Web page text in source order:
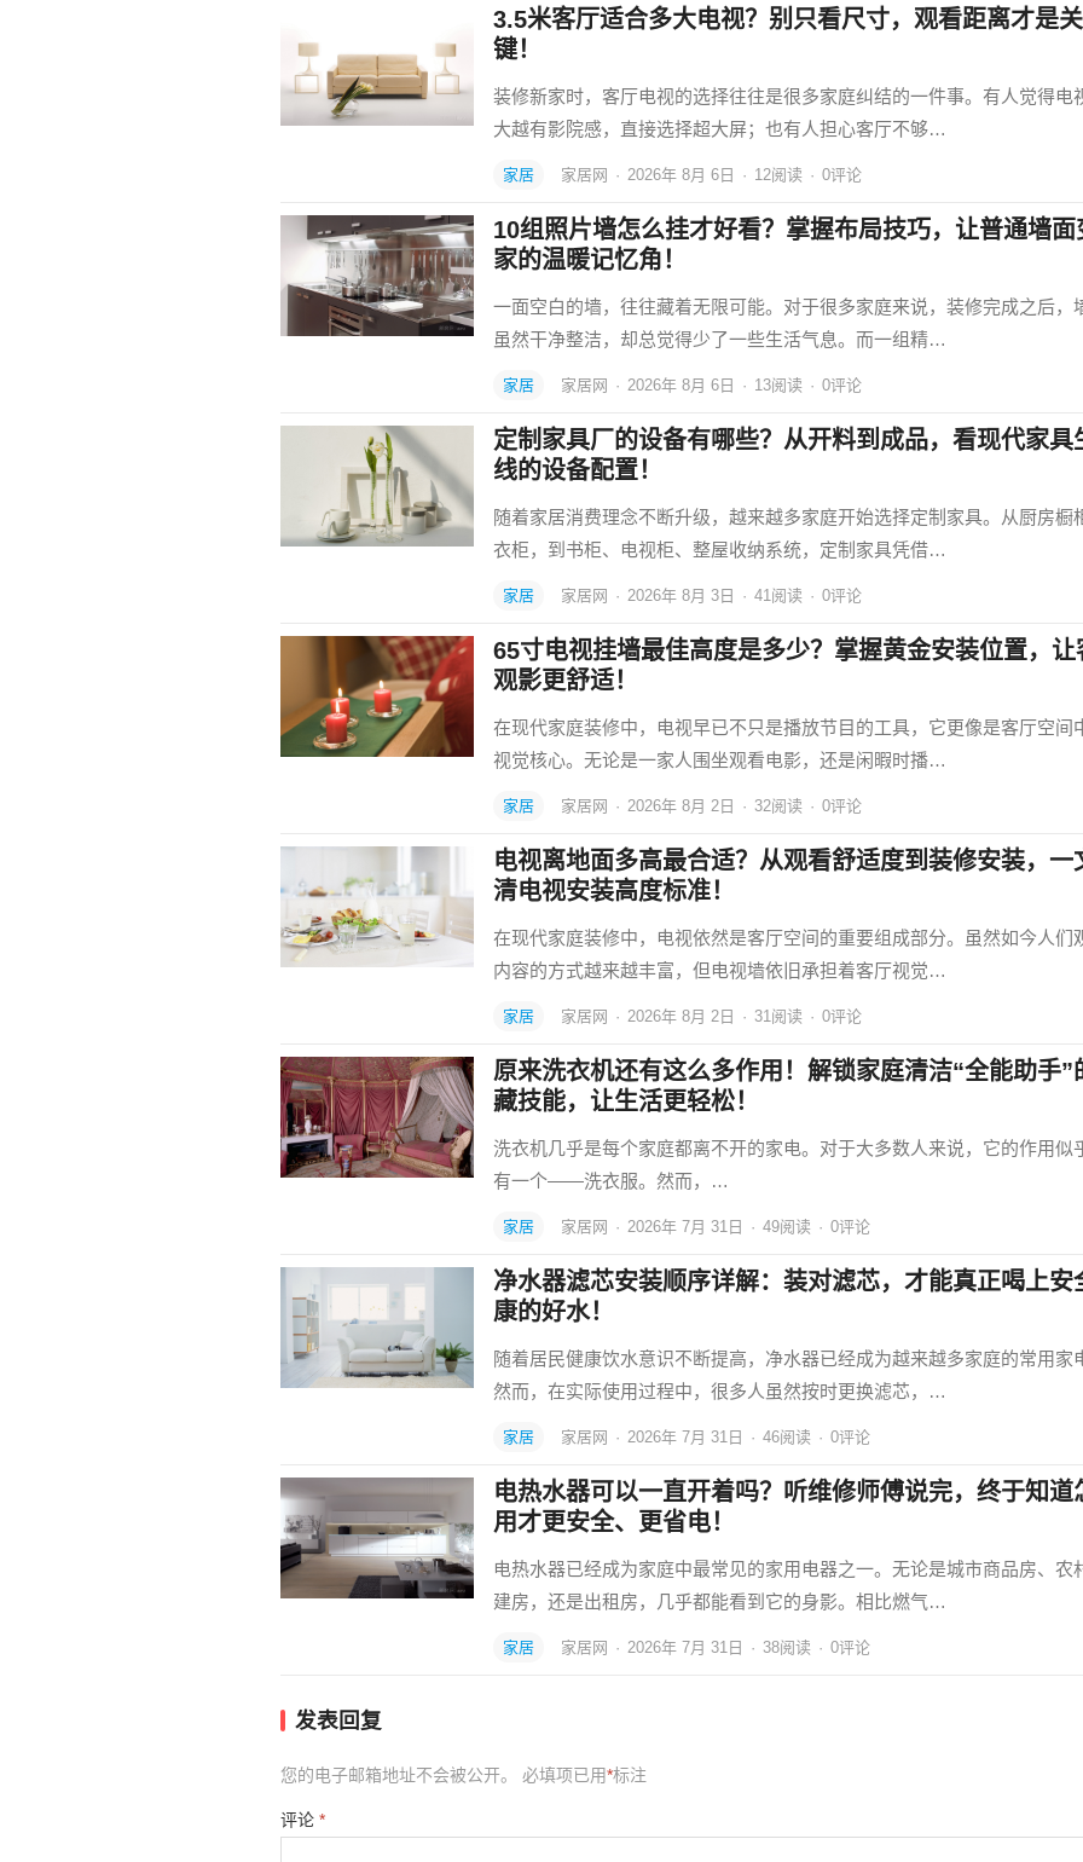
3.5米客厅适合多大电视？别只看尺寸，观看距离才是关
键！
装修新家时，客厅电视的选择往往是很多家庭纠结的一件事。有人觉得电
大越有影院感，直接选择超大屏；也有人担心客厅不够…
家居 家居网 · 2026年 8月 6日 · 12阅读 · 0评论
10组照片墙怎么挂才好看？掌握布局技巧，让普通墙面
家的温暖记忆角！
一面空白的墙，往往藏着无限可能。对于很多家庭来说，装修完成之后，
虽然干净整洁，却总觉得少了一些生活气息。而一组精…
家居 家居网 · 2026年 8月 6日 · 13阅读 · 0评论
定制家具厂的设备有哪些？从开料到成品，看现代家具
线的设备配置！
随着家居消费理念不断升级，越来越多家庭开始选择定制家具。从厨房橱
衣柜，到书柜、电视柜、整屋收纳系统，定制家具凭借…
家居 家居网 · 2026年 8月 3日 · 41阅读 · 0评论
65寸电视挂墙最佳高度是多少？掌握黄金安装位置，让
观影更舒适！
在现代家庭装修中，电视早已不只是播放节目的工具，它更像是客厅空间
视觉核心。无论是一家人围坐观看电影，还是闲暇时播…
家居 家居网 · 2026年 8月 2日 · 32阅读 · 0评论
电视离地面多高最合适？从观看舒适度到装修安装，一
清电视安装高度标准！
在现代家庭装修中，电视依然是客厅空间的重要组成部分。虽然如今人们
内容的方式越来越丰富，但电视墙依旧承担着客厅视觉…
家居 家居网 · 2026年 8月 2日 · 31阅读 · 0评论
原来洗衣机还有这么多作用！解锁家庭清洁“全能助手”
藏技能，让生活更轻松！
洗衣机几乎是每个家庭都离不开的家电。对于大多数人来说，它的作用似
有一个——洗衣服。然而，…
家居 家居网 · 2026年 7月 31日 · 49阅读 · 0评论
净水器滤芯安装顺序详解：装对滤芯，才能真正喝上安
康的好水！
随着居民健康饮水意识不断提高，净水器已经成为越来越多家庭的常用家
然而，在实际使用过程中，很多人虽然按时更换滤芯，…
家居 家居网 · 2026年 7月 31日 · 46阅读 · 0评论
电热水器可以一直开着吗？听维修师傅说完，终于知道
用才更安全、更省电！
电热水器已经成为家庭中最常见的家用电器之一。无论是城市商品房、农
建房，还是出租房，几乎都能看到它的身影。相比燃气…
家居 家居网 · 2026年 7月 31日 · 38阅读 · 0评论
发表回复
您的电子邮箱地址不会被公开。 必填项已用*标注
评论 *